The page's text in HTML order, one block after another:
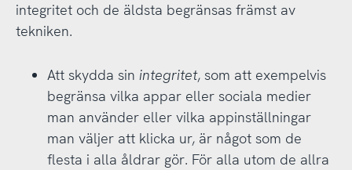
integritet och de äldsta begränsas främst av
tekniken.
Att skydda sin integritet, som att exempelvis
begränsa vilka appar eller sociala medier
man använder eller vilka appinställningar
man väljer att klicka ur, är något som de
flesta i alla åldrar gör. För alla utom de allra